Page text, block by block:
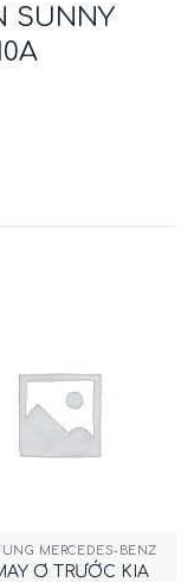
SUNNY
MERCEDES-BENZ
Ơ TRƯỚC KIA